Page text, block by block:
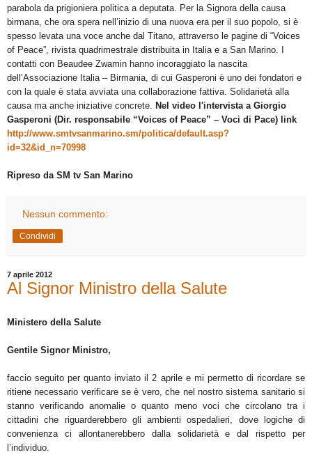
parabola da prigioniera politica a deputata. Per la Signora della causa
birmana, che ora spera nell’inizio di una nuova era per il suo popolo, si è
spesso levata una voce anche dal Titano, attraverso le pagine di “Voices
of Peace”, rivista quadrimestrale distribuita in Italia e a San Marino. I
contatti con Beaudee Zwamin hanno incoraggiato la nascita
dell’Associazione Italia – Birmania, di cui Gasperoni è uno dei fondatori e
con la quale è stata avviata una collaborazione fattiva. Solidarietà alla
causa ma anche iniziative concrete.
Nel video l'intervista a Giorgio
Gasperoni (Dir. responsabile “Voices of Peace” – Voci di Pace) link
http://www.smtvsanmarino.sm/politica/default.asp?
id=32&id_n=70998
Ripreso da SM tv San Marino
Nessun commento:
Condividi
7 aprile 2012
Al Signor Ministro della Salute
Ministero della Salute
Gentile Signor Ministro,
faccio seguito per quanto inviato il 2 aprile e mi permetto di ricordare se
ritiene necessario verificare se è vero, che nel nostro sistema sanitario si
stanno verificando anomalie o quanto meno voci che circolano tra i
cittadini che riguarderebbero gli ambienti ospedalieri, dove logiche di
convenienza ci allontanerebbero dalla solidarietà e dal rispetto per
l’individuo.